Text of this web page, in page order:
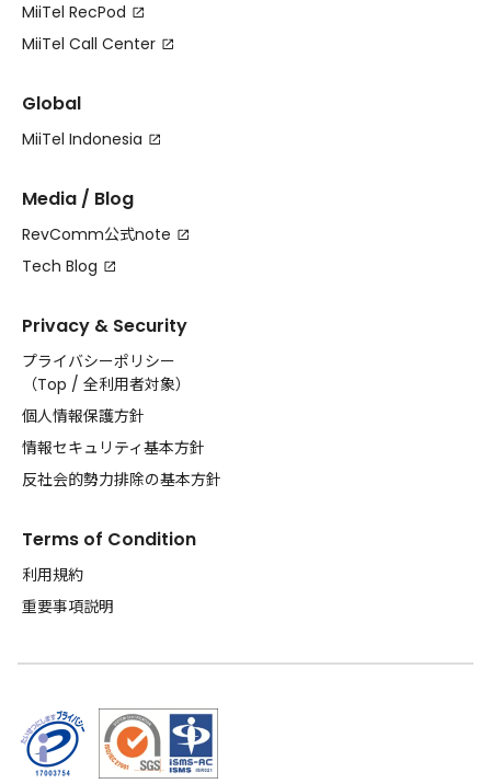
MiiTel RecPod
MiiTel Call Center
Global
MiiTel Indonesia
Media / Blog
RevComm公式note
Tech Blog
Privacy & Security
プライバシーポリシー
（Top / 全利用者対象）
個人情報保護方針
情報セキュリティ基本方針
反社会的勢力排除の基本方針
Terms of Condition
利用規約
重要事項説明